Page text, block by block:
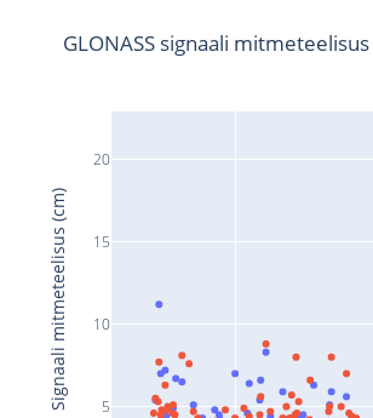
5
10
15
20
GLONASS signaali mitmeteelisus
Signaali mitmeteelisus (cm)